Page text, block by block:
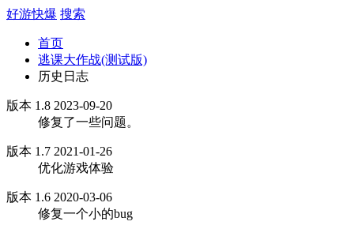
好游快爆 搜索
首页
逃课大作战(测试版)
历史日志
版本 1.8 2023-09-20
修复了一些问题。
版本 1.7 2021-01-26
优化游戏体验
版本 1.6 2020-03-06
修复一个小的bug